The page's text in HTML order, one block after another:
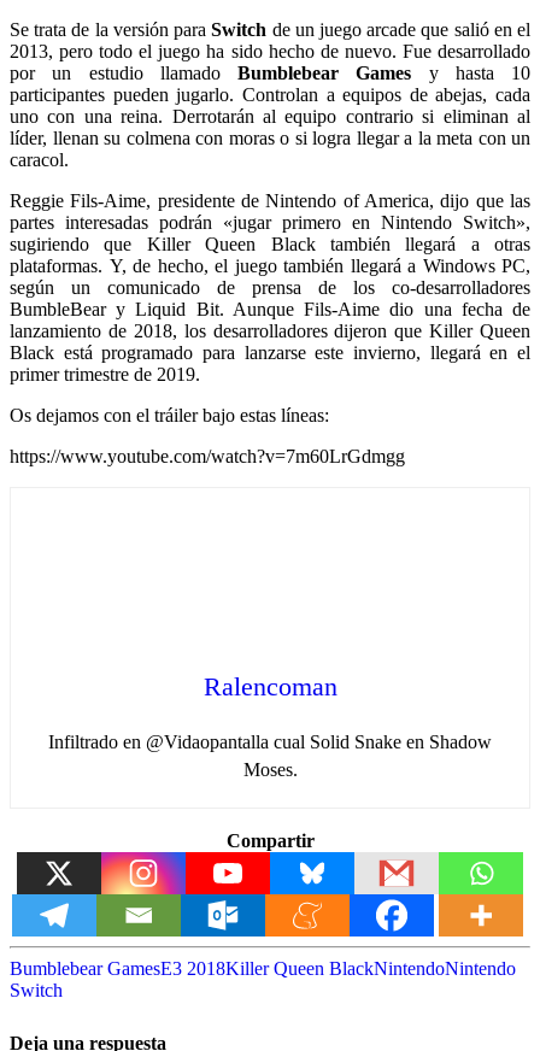
Se trata de la versión paraSwitch de un juego arcade que salió en el
2013, pero todo el juego ha sido hecho de nuevo. Fue desarrollado
por un estudio llamado Bumblebear Games y hasta 10
participantes pueden jugarlo. Controlan a equipos de abejas, cada
uno con una reina. Derrotarán al equipo contrario si eliminan al
líder, llenan su colmena con moras o si logra llegar a la meta con un
caracol.
Reggie Fils-Aime, presidente de Nintendo of America, dijo que las
partes interesadas podrán «jugar primero en Nintendo Switch»,
sugiriendo que Killer Queen Black también llegará a otras
plataformas. Y, de hecho, el juego también llegará a Windows PC,
según un comunicado de prensa de los co-desarrolladores
BumbleBear y Liquid Bit. Aunque Fils-Aime dio una fecha de
lanzamiento de 2018, los desarrolladores dijeron que Killer Queen
Black está programado para lanzarse este invierno, llegará en el
primer trimestre de 2019.
Os dejamos con el tráiler bajo estas líneas:
https://www.youtube.com/watch?v=7m60LrGdmgg
Ralencoman
Infiltrado en @Vidaopantalla cual Solid Snake en Shadow
Moses.
Compartir
Bumblebear GamesE3 2018Killer Queen BlackNintendoNintendo
Switch
Deja una respuesta